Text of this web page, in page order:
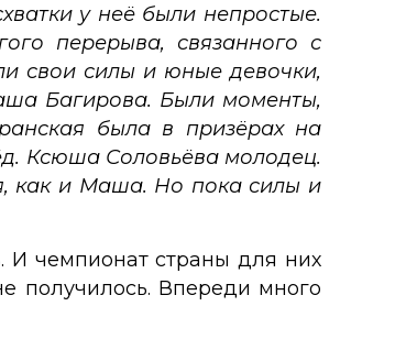
у неё были непростые.
перерыва, связанного с
свои силы и юные девочки,
Багирова. Были моменты,
была в призёрах на
Ксюша Соловьёва молодец.
как и Маша. Но пока силы и
И чемпионат страны для них
получилось. Впереди много